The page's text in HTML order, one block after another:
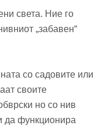
света. Ние го
„забавен“
со садовите или
своите
но со нив
да функционира